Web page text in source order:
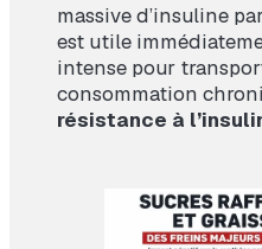
massive d’insuline
est utile
intense pour
consommation
résistance à